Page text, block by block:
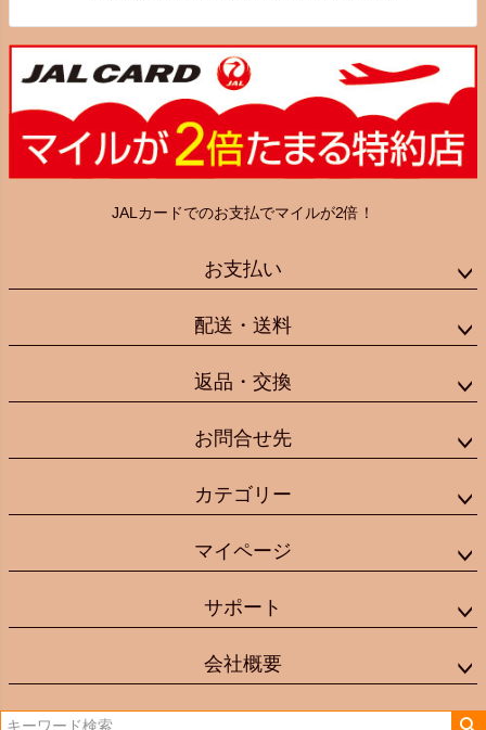
JALカードでのお支払でマイルが2倍！
お支払い
配送・送料
返品・交換
お問合せ先
カテゴリー
マイページ
サポート
会社概要